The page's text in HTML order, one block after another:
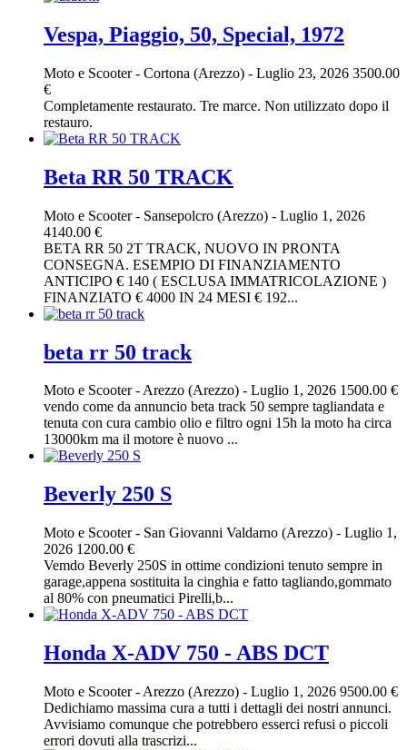
Vespa, Piaggio, 50, Special, 1972
Moto e Scooter- Cortona (Arezzo) - Luglio 23, 2026 3500.00
€
Completamente restaurato. Tre marce. Non utilizzato dopo il
restauro.
Beta RR 50 TRACK
Moto e Scooter- Sansepolcro (Arezzo) - Luglio 1, 2026
4140.00 €
BETA RR 50 2T TRACK, NUOVO IN PRONTA
CONSEGNA. ESEMPIO DI FINANZIAMENTO
ANTICIPO € 140 ( ESCLUSA IMMATRICOLAZIONE )
FINANZIATO € 4000 IN 24 MESI € 192...
beta rr 50 track
Moto e Scooter-Arezzo (Arezzo) - Luglio 1, 2026 1500.00 €
vendo come da annuncio beta track 50 sempre tagliandata e
tenuta con cura cambio olio e filtro ogni 15h la moto ha circa
13000km ma il motore è nuovo ...
Beverly 250 S
Moto e Scooter- San Giovanni Valdarno (Arezzo) - Luglio 1,
2026 1200.00 €
Vemdo Beverly 250S in ottime condizioni tenuto sempre in
garage,appena sostituita la cinghia e fatto tagliando,gommato
al 80% con pneumatici Pirelli,b...
Honda X-ADV 750 - ABS DCT
Moto e Scooter- Arezzo (Arezzo) - Luglio 1, 2026 9500.00 €
Dedichiamo massima cura a tutti i dettagli dei nostri annunci.
Avvisiamo comunque che potrebbero esserci refusi o piccoli
errori dovuti alla trascrizi...